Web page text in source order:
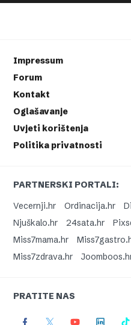
Impressum
Forum
Kontakt
Oglašavanje
Uvjeti korištenja
Politika privatnosti
PARTNERSKI PORTALI:
Vecernji.hr
Ordinacija.hr
Njuškalo.hr
24sata.hr
Miss7mama.hr
Miss7zdrava.hr
PRATITE NAS